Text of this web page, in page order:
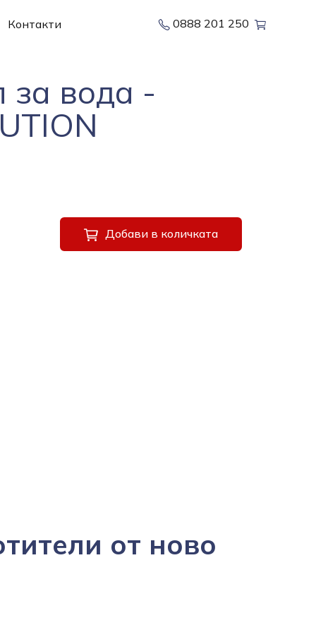
Контакти 0888 201 250
за вода -
Добави в количката
от ново